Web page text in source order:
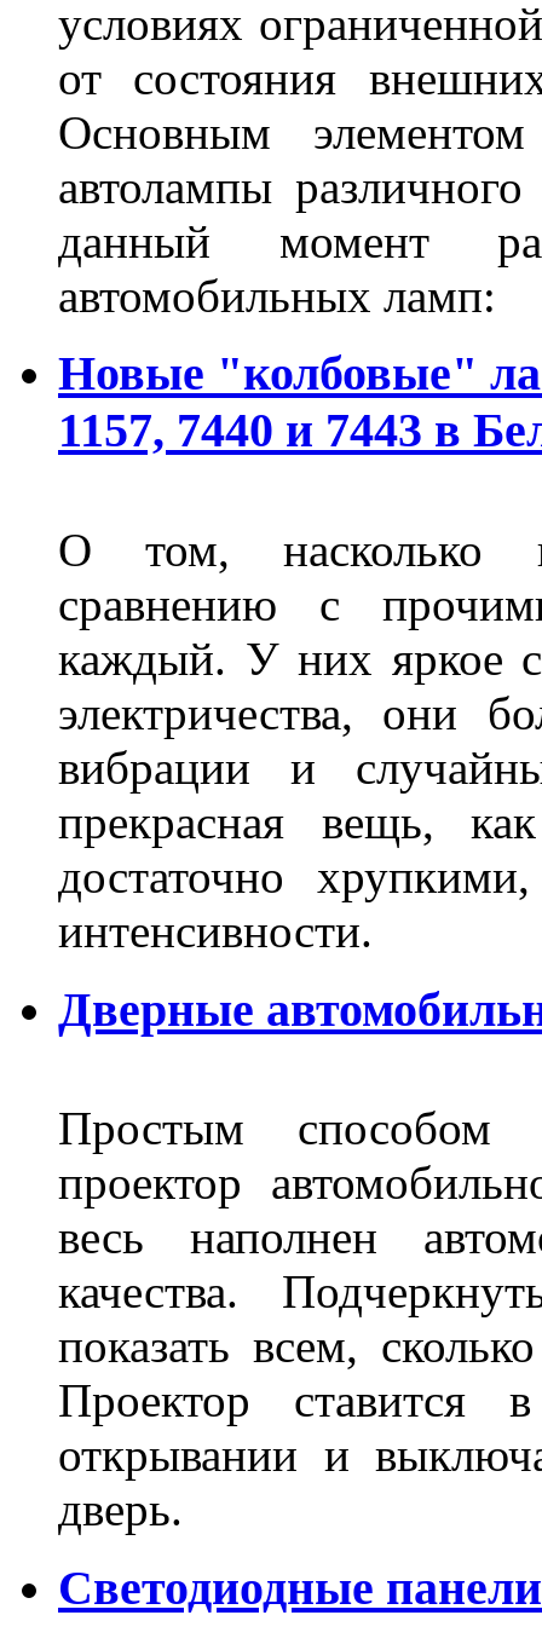
условиях
от состояния
Основным
автолампы
данный момент
автомобильных ламп:
Новые "колбовые"
1157, 7440 и 7443 в
О том, насколько
сравнению с
каждый. У них яркое
электричества, они
вибрации и
прекрасная вещь,
достаточно
интенсивности.
Дверные
Простым способом
проектор
весь наполнен
качества.
показать всем,
Проектор ставится
открывании и
дверь.
Светодиодные